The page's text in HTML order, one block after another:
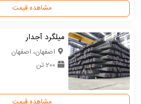
مشاهده قیمت
میلگرد آجدار
اصفهان، اصفهان
200 تن